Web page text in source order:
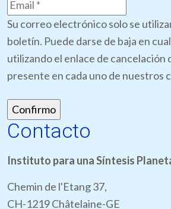
Su correo electrónico solo se
boletín. Puede darse de baja en
utilizando el enlace de cancelación
presente en cada uno de nuestros
Contacto
Instituto para una Síntesis
Chemin de l'Etang 37,
CH-1219 Châtelaine-GE